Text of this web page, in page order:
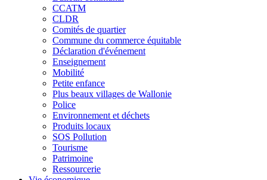
CCATM
CLDR
Comités de quartier
Commune du commerce équitable
Déclaration d'événement
Enseignement
Mobilité
Petite enfance
Plus beaux villages de Wallonie
Police
Environnement et déchets
Produits locaux
SOS Pollution
Tourisme
Patrimoine
Ressourcerie